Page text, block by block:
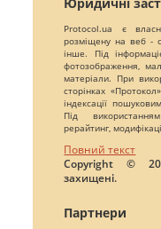
Protocol.ua є
розміщену на веб -
інше. Під
фотозображення,
матеріали. При
сторінках
індексації
Під
рерайтинг,
Повний текст
Copyright ©
захищені.
Партнери